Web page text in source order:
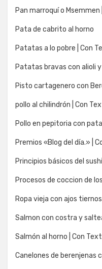
Pan marroquí o
Pata de cabrito al horno
Patatas a lo pobre | Con
Patatas bravas con alioli
Pisto cartagenero con
pollo al chilindrón | Con
Pollo en pepitoria con
Premios «Blog del día.» |
Principios básicos del
Procesos de coccion de
Ropa vieja con ajos
Salmon con costra y
Salmón al horno | Con
Canelones de berenjenas